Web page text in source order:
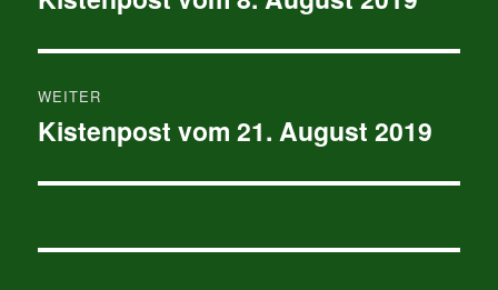
WEITER
Nächster
Kistenpost vom 21. August 2019